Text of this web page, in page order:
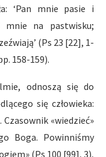
‘Pan mnie pasie i
na pastwisku;
(Ps 23 [22], 1-
158-159).
odnoszą się do
się człowieka:
Czasownik «wiedzieć»
Boga. Powinniśmy
(Ps 100 [99], 3),